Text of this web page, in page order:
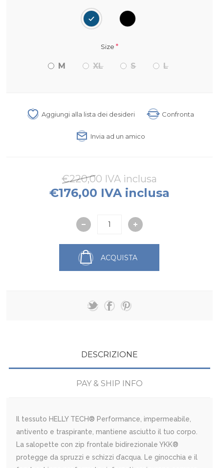
Size *
M XL S L
Aggiungi alla lista dei desideri Confronta
Invia ad un amico
€220,00 IVA inclusa
€176,00 IVA inclusa
ACQUISTA
DESCRIZIONE
PAY & SHIP INFO
Il tessuto HELLY TECH® Performance, impermeabile,
antivento e traspirante, mantiene asciutto il tuo corpo.
La salopette con zip frontale bidirezionale YKK®
protegge da spruzzi e schizzi d’acqua. Le ginocchia e il